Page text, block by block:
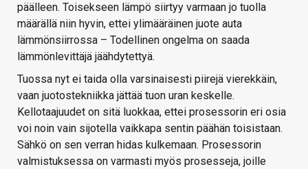
päälleen. Toisekseen lämpö siirtyy varmaan jo tuolla
määrällä niin hyvin, ettei ylimääräinen juote auta
lämmönsiirrossa – Todellinen ongelma on saada
lämmönlevittäjä jäähdytettyä.
Tuossa nyt ei taida olla varsinaisesti piirejä vierekkäin,
vaan juotostekniikka jättää tuon uran keskelle.
Kellotaajuudet on sitä luokkaa, ettei prosessorin eri osia
voi noin vain sijotella vaikkapa sentin päähän toisistaan.
Sähkö on sen verran hidas kulkemaan. Prosessorin
valmistuksessa on varmasti myös prosesseja, joille